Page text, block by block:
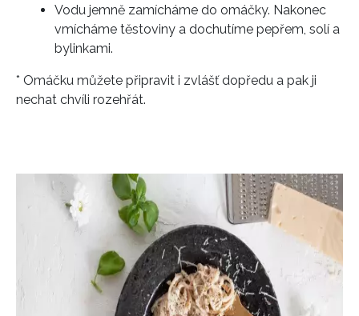
Vodu jemně zamícháme do omáčky. Nakonec
vmícháme těstoviny a dochutíme pepřem, solí a
bylinkami.
* Omáčku můžete připravit i zvlášť dopředu a pak ji
nechat chvíli rozehřát.